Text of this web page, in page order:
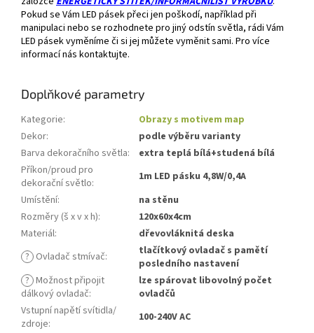
Pokud se Vám LED pásek přeci jen poškodí, například při
manipulaci nebo se rozhodnete pro jiný odstín světla, rádi Vám
LED pásek vyměníme či si jej můžete vyměnit sami. Pro více
informací nás kontaktujte.
Doplňkové parametry
Kategorie:
Obrazy s motivem map
Dekor:
podle výběru varianty
Barva dekoračního světla:
extra teplá bílá+studená bílá
Příkon/proud pro
dekorační světlo:
1m LED pásku 4,8W/0,4A
Umístění:
na stěnu
Rozměry (š x v x h):
120x60x4cm
Materiál:
dřevovláknitá deska
? Ovladač stmívač:
tlačítkový ovladač s pamětí
posledního nastavení
? Možnost připojit
dálkový ovladač:
lze spárovat libovolný počet
ovladčů
Vstupní napětí svítidla/
zdroje:
100-240V AC